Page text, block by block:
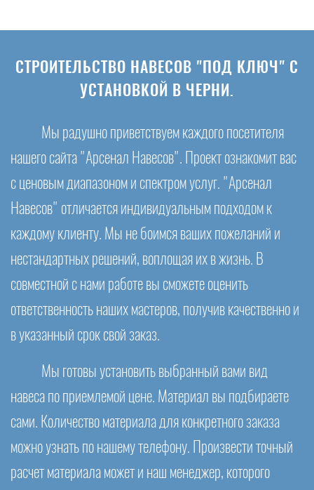
СТРОИТЕЛЬСТВО НАВЕСОВ "ПОД КЛЮЧ" С
УСТАНОВКОЙ В ЧЕРНИ.
Мы радушно приветствуем каждого посетителя
нашего сайта "Арсенал Навесов". Проект ознакомит вас
с ценовым диапазоном и спектром услуг. "Арсенал
Навесов" отличается индивидуальным подходом к
каждому клиенту. Мы не боимся ваших пожеланий и
нестандартных решений, воплощая их в жизнь. В
совместной с нами работе вы сможете оценить
ответственность наших мастеров, получив качественно и
в указанный срок свой заказ.
Мы готовы установить выбранный вами вид
навеса по приемлемой цене. Материал вы подбираете
сами. Количество материала для конкретного заказа
можно узнать по нашему телефону. Произвести точный
расчет материала может и наш менеджер, которого